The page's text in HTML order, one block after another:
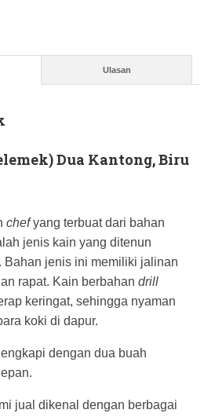
Ulasan
Dua Kantong, Biru
chefyang terbuat dari bahan
jenis kain yang ditenun
Bahan jenis ini memiliki jalinan
rapat. Kain berbahan drill
keringat, sehingga nyaman
koki di dapur.
dengan dua buah
jual dikenal dengan berbagai